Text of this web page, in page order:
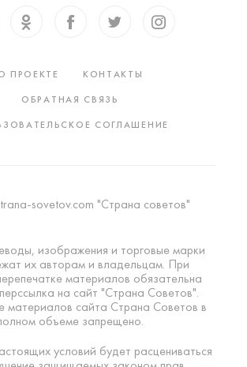
ПРОЕКТЕ
КОНТАКТЫ
ОБРАТНАЯ СВЯЗЬ
СОГЛАШЕНИЕ
sovetov.com "Страна советов"
изображения и торговые марки
их авторам и владельцам. При
материалов обязательна
на сайт "Страна Советов".
материалов сайта Страна Советов в
объеме запрещено.
условий будет расцениваться